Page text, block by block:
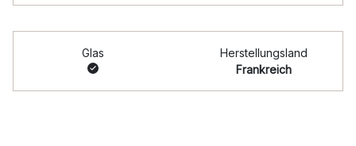
Glas
Herstellungsland
Frankreich